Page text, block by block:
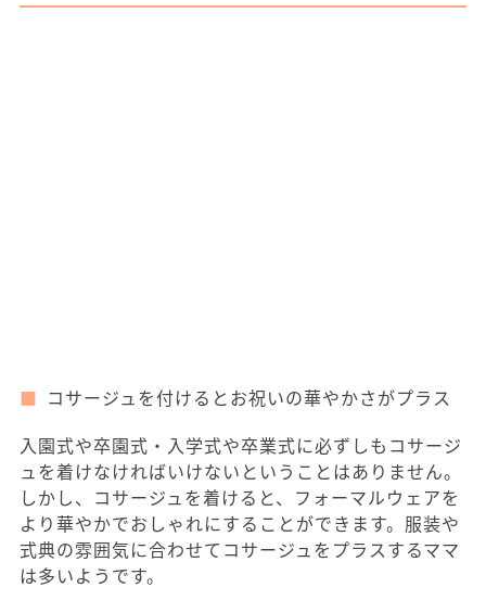
コサージュを付けるとお祝いの華やかさがプラス
入園式や卒園式・入学式や卒業式に必ずしもコサージ
ュを着けなければいけないということはありません。
しかし、コサージュを着けると、フォーマルウェアを
より華やかでおしゃれにすることができます。服装や
式典の雰囲気に合わせてコサージュをプラスするママ
は多いようです。